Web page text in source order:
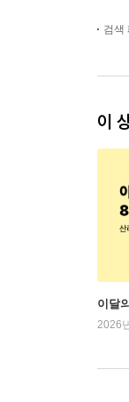
검색
이
이달
2026